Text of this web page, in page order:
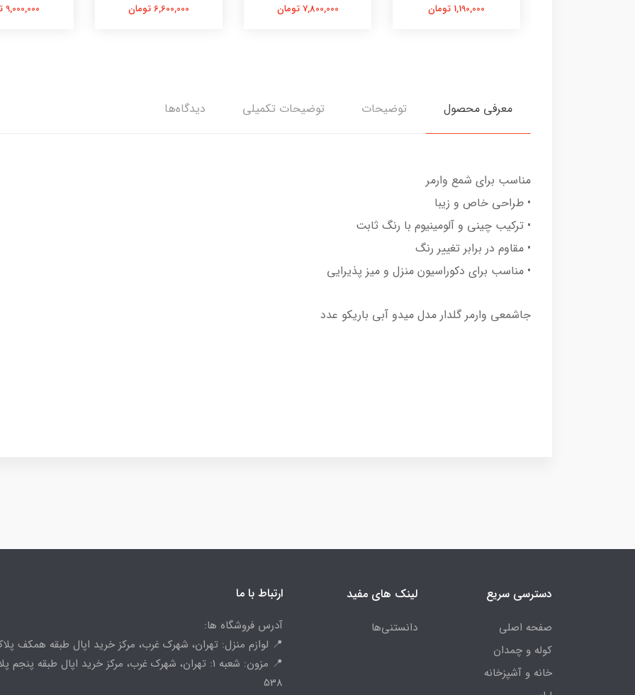
1,190,000 تومان 7,800,000 تومان 6,600,000 تومان 9,000,000 تومان
معرفی محصول توضیحات توضیحات تکمیلی دیدگاه‌ها
مناسب برای شمع وارمر
• طراحی خاص و زیبا
• ترکیب چینی و آلومینیوم با رنگ ثابت
• مقاوم در برابر تغییر رنگ
• مناسب برای دکوراسیون منزل و میز پذیرایی
جاشمعی وارمر گلدار مدل میدو آبی باریکو عدد
دسترسی سریع
صفحه اصلی
کوله و چمدان
خانه و آشپزخانه
لینک های مفید
دانستنی‌ها
ارتباط با ما
آدرس فروشگاه ها:
📍 لوازم منزل: تهران، شهرک غرب، مرکز خرید اپال طبقه همکف پلاک
📍 مزون: شعبه 1: تهران، شهرک غرب، مرکز خرید اپال طبقه پنجم
538